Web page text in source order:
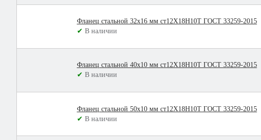
Фланец стальной 32х16 мм ст12Х18Н10Т ГОСТ 33259-2015
✔ В наличии
Фланец стальной 40х10 мм ст12Х18Н10Т ГОСТ 33259-2015
✔ В наличии
Фланец стальной 50х10 мм ст12Х18Н10Т ГОСТ 33259-2015
✔ В наличии